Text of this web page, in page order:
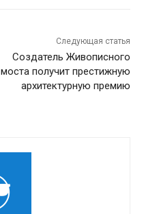
Следующая статья
Создатель Живописного
моста получит престижную
архитектурную премию